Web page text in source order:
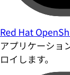
Red Hat
アプリケーショ
ロイします。